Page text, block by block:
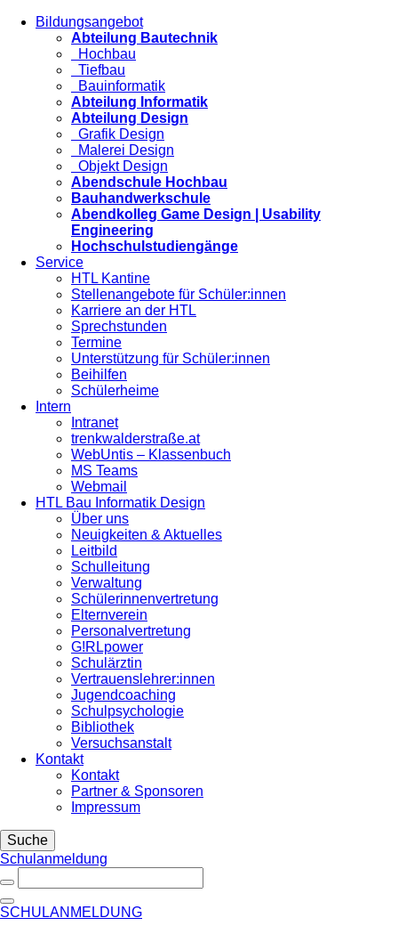
Bildungsangebot
Abteilung Bautechnik
Hochbau
Tiefbau
Bauinformatik
Abteilung Informatik
Abteilung Design
Grafik Design
Malerei Design
Objekt Design
Abendschule Hochbau
Bauhandwerkschule
Abendkolleg Game Design | Usability
Engineering
Hochschulstudiengänge
Service
HTL Kantine
Stellenangebote für Schüler:innen
Karriere an der HTL
Sprechstunden
Termine
Unterstützung für Schüler:innen
Beihilfen
Schülerheime
Intern
Intranet
trenkwalderstraße.at
WebUntis – Klassenbuch
MS Teams
Webmail
HTL Bau Informatik Design
Über uns
Neuigkeiten & Aktuelles
Leitbild
Schulleitung
Verwaltung
Schülerinnenvertretung
Elternverein
Personalvertretung
G!RLpower
Schulärztin
Vertrauenslehrer:innen
Jugendcoaching
Schulpsychologie
Bibliothek
Versuchsanstalt
Kontakt
Kontakt
Partner & Sponsoren
Impressum
Suche
Schulanmeldung
SCHULANMELDUNG